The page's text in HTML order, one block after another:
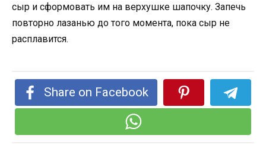
сыр и сформовать им на верхушке шапочку. Запечь
повторно лазанью до того момента, пока сыр не
расплавится.
Share on Facebook